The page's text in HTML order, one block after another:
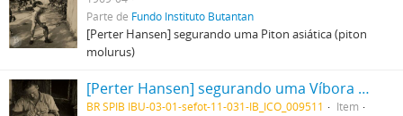
Parte de Fundo Instituto Butantan
[Perter Hansen] segurando uma Piton asiática (piton
molurus)
[Perter Hansen] segurando uma Víbora do gabão (bitis gabônica)
BR SPIB IBU-03-01-sefot-11-031-IB_ICO_009511
Item